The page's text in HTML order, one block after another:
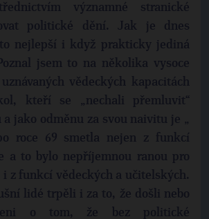
významné stranické
politické dění. Jak je dnes
nejlepší i když prakticky jediná
jsem to na několika vysoce
vědeckých kapacitách
kteří se „nechali přemluvit“
a jako odměnu za svou naivitu je „
roce 69 smetla nejen z funkcí
a to bylo nepříjemnou ranou pro
i z funkcí vědeckých a učitelských.
lidé trpěli i za to, že došli nebo
o tom, že bez politické